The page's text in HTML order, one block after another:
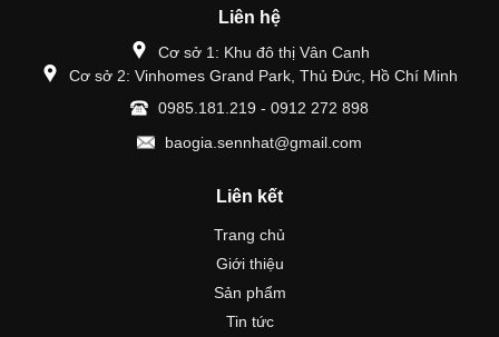
Liên hệ
Cơ sở 1: Khu đô thị Vân Canh
Cơ sở 2: Vinhomes Grand Park, Thủ Đức, Hồ Chí Minh
0985.181.219 - 0912 272 898
baogia.sennhat@gmail.com
Liên kết
Trang chủ
Giới thiệu
Sản phẩm
Tin tức